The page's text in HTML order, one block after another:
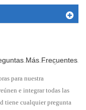
Más Frecuentes
para nuestra
e integrar todas las
tiene cualquier pregunta